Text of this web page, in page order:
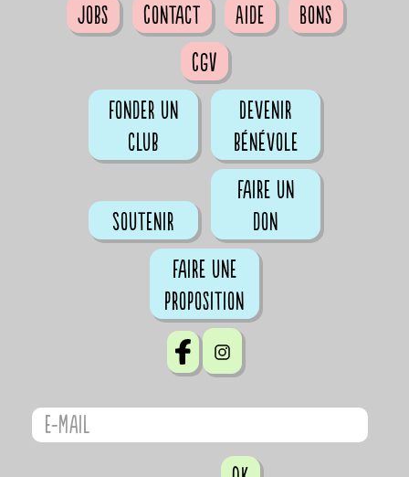
Jobs
Contact Aide
Bons
CGV
Fonder un
club
Devenir
bénévole
Soutenir
Faire un
don
Faire une
proposition